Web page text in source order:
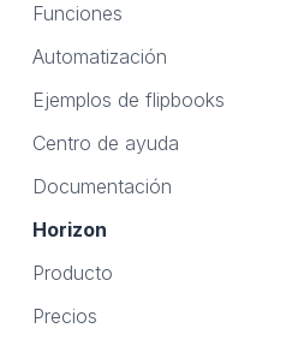
Funciones
Automatización
Ejemplos de flipbooks
Centro de ayuda
Documentación
Horizon
Producto
Precios